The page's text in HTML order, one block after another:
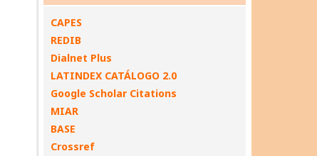
CAPES
REDIB
Dialnet Plus
LATINDEX CATÁLOGO 2.0
Google Scholar Citations
MIAR
BASE
Crossref